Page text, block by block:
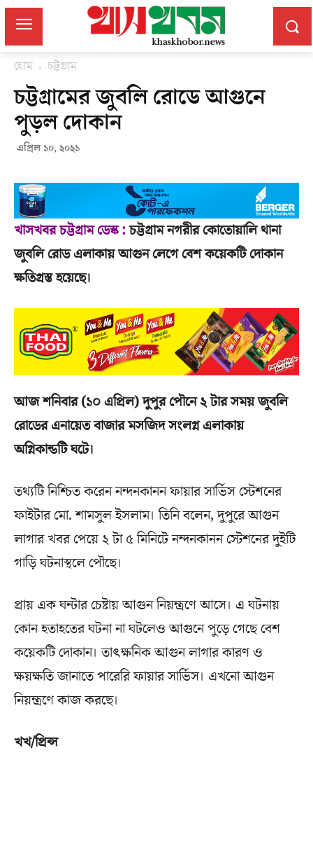
হোম চট্টগ্রাম
চট্টগ্রামের জুবলি রোডে আগুনে
পুড়ল দোকান
এপ্রিল ১০, ২০২১
খাসখবর চট্টগ্রাম ডেস্ক :চট্টগ্রাম নগরীর কোতোয়ালি থানা
জুবলি রোড এলাকায় আগুন লেগে বেশ কয়েকটি দোকান
ক্ষতিগ্রস্ত হয়েছে।
আজ শনিবার (১০ এপ্রিল) দুপুর পৌনে ২ টার সময় জুবলি
রোডের এনায়েত বাজার মসজিদ সংলগ্ন এলাকায়
অগ্নিকান্ডটি ঘটে।
তথ্যটি নিশ্চিত করেন নন্দনকানন ফায়ার সার্ভিস স্টেশনের
ফাইটার মো. শামসুল ইসলাম। তিনি বলেন, দুপুরে আগুন
লাগার খবর পেয়ে ২ টা ৫ মিনিটে নন্দনকানন স্টেশনের দুইটি
গাড়ি ঘটনাস্থলে পৌছে।
প্রায় এক ঘন্টার চেষ্টায় আগুন নিয়ন্ত্রণে আসে। এ ঘটনায়
কোন হতাহতের ঘটনা না ঘটলেও আগুনে পুড়ে গেছে বেশ
কয়েকটি দোকান। তাৎক্ষনিক আগুন লাগার কারণ ও
ক্ষয়ক্ষতি জানাতে পারেরি ফায়ার সার্ভিস। এখনো আগুন
নিয়ন্ত্রণে কাজ করছে।
খখ/প্রিন্স